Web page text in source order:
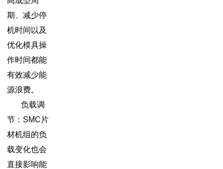
期、减少停
机时间以及
优化模具操
作时间都能
有效减少能
源浪费。
负载调
节：SMC片
材机组的负
载变化也会
直接影响能